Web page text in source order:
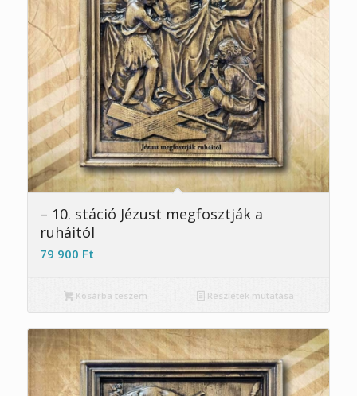
– 10. stáció Jézust megfosztják a
ruháitól
79 900 Ft
Kosárba teszem Részletek mutatása